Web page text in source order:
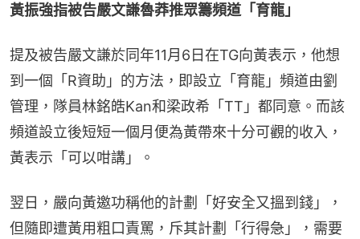
黃振強指被告嚴文謙魯莽推眾籌頻道「育龍」
提及被告嚴文謙於同年11月6日在TG向黃表示，他想
到一個「R資助」的方法，即設立「育龍」頻道由劉
管理，隊員林銘皓Kan和梁政希「TT」都同意。而該
頻道設立後短短一個月便為黃帶來十分可觀的收入，
黃表示「可以咁講」。
翌日，嚴向黃邀功稱他的計劃「好安全又搵到錢」，
但隨即遭黃用粗口責罵，斥其計劃「行得急」，需要